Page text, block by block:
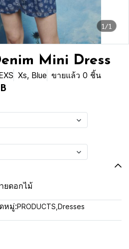
1/1
Mini Dress
Xs, Blue ขายแล้ว 0 ชิ้น
ยดอกไม้
หมู่:PRODUCTS Dresses